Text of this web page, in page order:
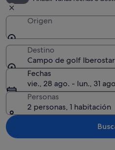
Origen
Destino
Campo de golf
Fechas
vie., 28 ago. - lun., 31
Personas
2 personas, 1 habitación